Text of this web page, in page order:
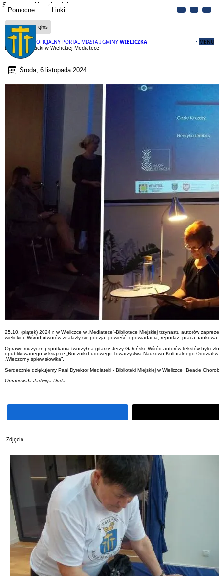
Pomocne Linki
OFICJALNY PORTAL MIASTA I GMINY WIELICZKA MENU
Strona Aktualności
Czytaj na głos
II Salon Literacki w Wielickiej Mediatece
Środa, 6 listopada 2024
25.10. (piątek) 2024 r. w Wieliczce w „Mediatece”-Bibliotece Miejskiej trzynastu autorów
wielickim. Wśród utworów znalazły się poezja, powieść, opowiadania, reportaż, praca
Oprawę muzyczną spotkania tworzył na gitarze Jerzy Gałoński. Wśród autorów tekstów byli
opublikowanego w książce „Roczniki Ludowego Towarzystwa Naukowo-Kulturalnego Oddział
„Wieczorny śpiew słowika”.
Serdecznie dziękujemy Pani Dyrektor Mediateki - Biblioteki Miejskiej w Wieliczce Beacie
Opracowała Jadwiga Duda
Zdjęcia